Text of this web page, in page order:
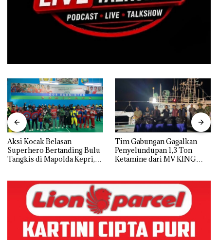
Aksi Kocak Belasan
Superhero Bertanding Bulu
Tangkis di Mapolda Kepri,
Tim Gabungan Gagalkan
Penyelundupan 1,3 Ton
Ketamine dari MV KING